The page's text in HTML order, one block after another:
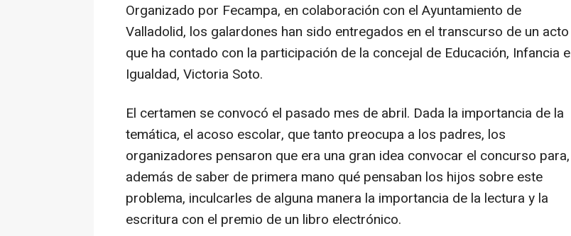
Organizado por Fecampa, en colaboración con el Ayuntamiento de
Valladolid, los galardones han sido entregados en el transcurso de un acto
que ha contado con la participación de la concejal de Educación, Infancia e
Igualdad, Victoria Soto.
El certamen se convocó el pasado mes de abril. Dada la importancia de la
temática, el acoso escolar, que tanto preocupa a los padres, los
organizadores pensaron que era una gran idea convocar el concurso para,
además de saber de primera mano qué pensaban los hijos sobre este
problema, inculcarles de alguna manera la importancia de la lectura y la
escritura con el premio de un libro electrónico.